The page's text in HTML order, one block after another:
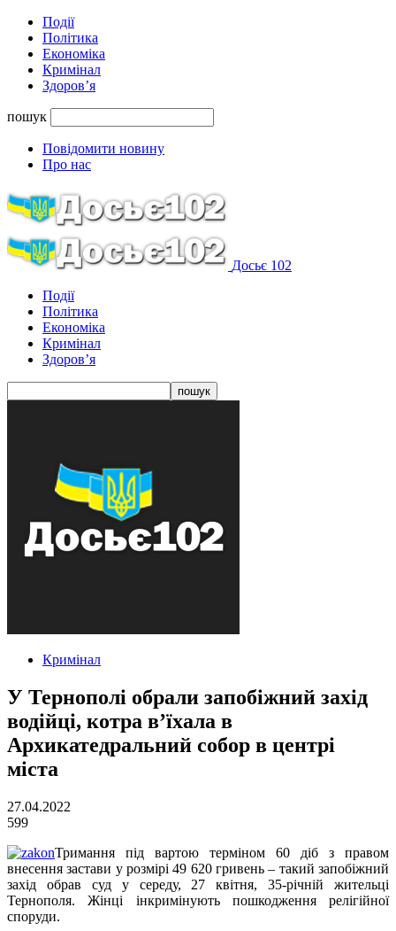
Події
Політика
Економіка
Кримінал
Здоров’я
пошук
Повідомити новину
Про нас
Досьє 102
Події
Політика
Економіка
Кримінал
Здоров’я
Кримінал
У Тернополі обрали запобіжний захід
водійці, котра в’їхала в
Архикатедральний собор в центрі
міста
27.04.2022
599
Тримання під вартою терміном 60 діб з правом
внесення застави у розмірі 49 620 гривень – такий запобіжний
захід обрав суд у середу, 27 квітня, 35-річній жительці
Тернополя. Жінці інкримінують пошкодження релігійної
споруди.